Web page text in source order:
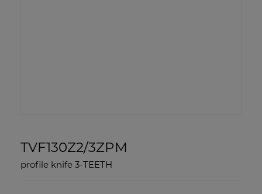
TVF130Z2/3ZPM
profile knife 3-TEETH